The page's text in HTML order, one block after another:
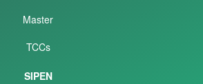
Master
TCCs
SIPEN